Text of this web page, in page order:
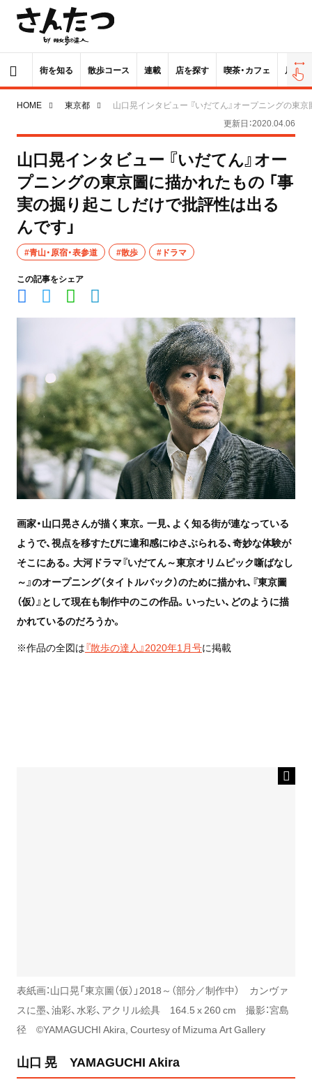
街を知る 散歩コース 連載 店を探す 喫茶・カフェ 居酒屋
HOME 東京都
山口晃インタビュー 『いだてん』オープニングの東
更新日：2020.04.06
山口晃インタビュー 『いだてん』オー
プニングの東京圖に描かれたもの 「事
実の掘り起こしだけで批評性は出る
んです」
#青山・原宿・表参道 #散歩 #ドラマ
この記事をシェア
画家・山口晃さんが描く東京。 一見、よく知る街が連なっている
ようで、視点を移すたびに違和感にゆさぶられる、奇妙な体験が
そこにある。大河ドラマ『いだてん～東京オリムピック噺ばなし
～』のオープニング（タイトルバック）のために描かれ、『東京圖
（仮）』として現在も制作中のこの作品。いったい、どのように描
かれているのだろうか。
※作品の全図は『散歩の達人』2020年1月号に掲載
表紙画：山口晃「東京圖（仮）」2018～（部分／制作中） カンヴァ
スに墨、油彩、水彩、アクリル絵具 164.5 x 260 cm 撮影：宮島
径 ©︎YAMAGUCHI Akira, Courtesy of Mizuma Art Gallery
山口 晃 YAMAGUCHI Akira